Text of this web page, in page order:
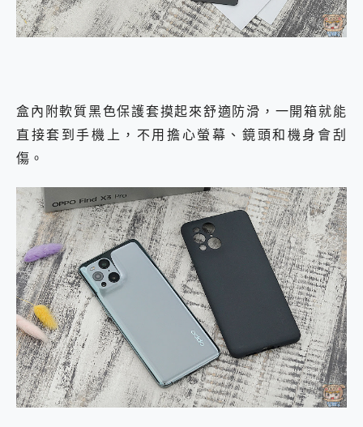
盒內附軟質黑色保護套摸起來舒適防滑，一開箱就能
直接套到手機上，不用擔心螢幕、鏡頭和機身會刮
傷。